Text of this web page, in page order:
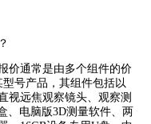
价通常是由多个组件的价
号产品，其组件包括以
视远焦观察镜头、观察测
、电脑版3D测量软件、两